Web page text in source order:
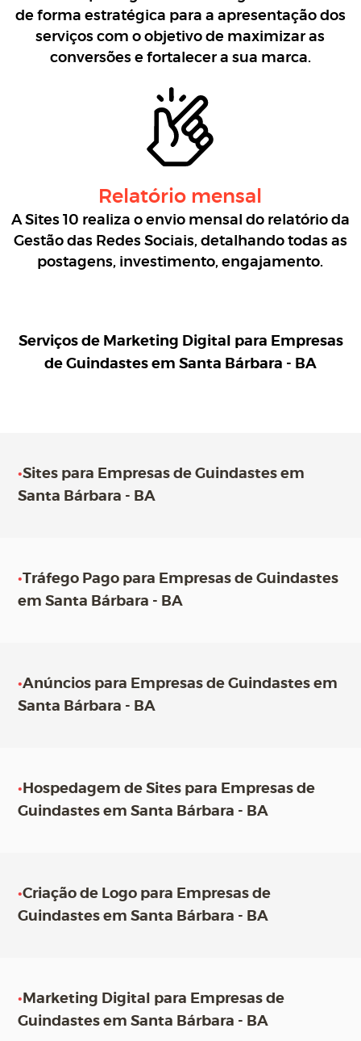
de forma estratégica para a apresentação dos
serviços com o objetivo de maximizar as
conversões e fortalecer a sua marca.
Relatório mensal
A Sites 10 realiza o envio mensal do relatório da
Gestão das Redes Sociais, detalhando todas as
postagens, investimento, engajamento.
Serviços de Marketing Digital para Empresas
de Guindastes em Santa Bárbara - BA
•Sites para Empresas de Guindastes em
Santa Bárbara - BA
•Tráfego Pago para Empresas de Guindastes
em Santa Bárbara - BA
•Anúncios para Empresas de Guindastes em
Santa Bárbara - BA
• Hospedagem de Sites para Empresas de
Guindastes em Santa Bárbara - BA
•Criação de Logo para Empresas de
Guindastes em Santa Bárbara - BA
• Marketing Digital para Empresas de
Guindastes em Santa Bárbara - BA